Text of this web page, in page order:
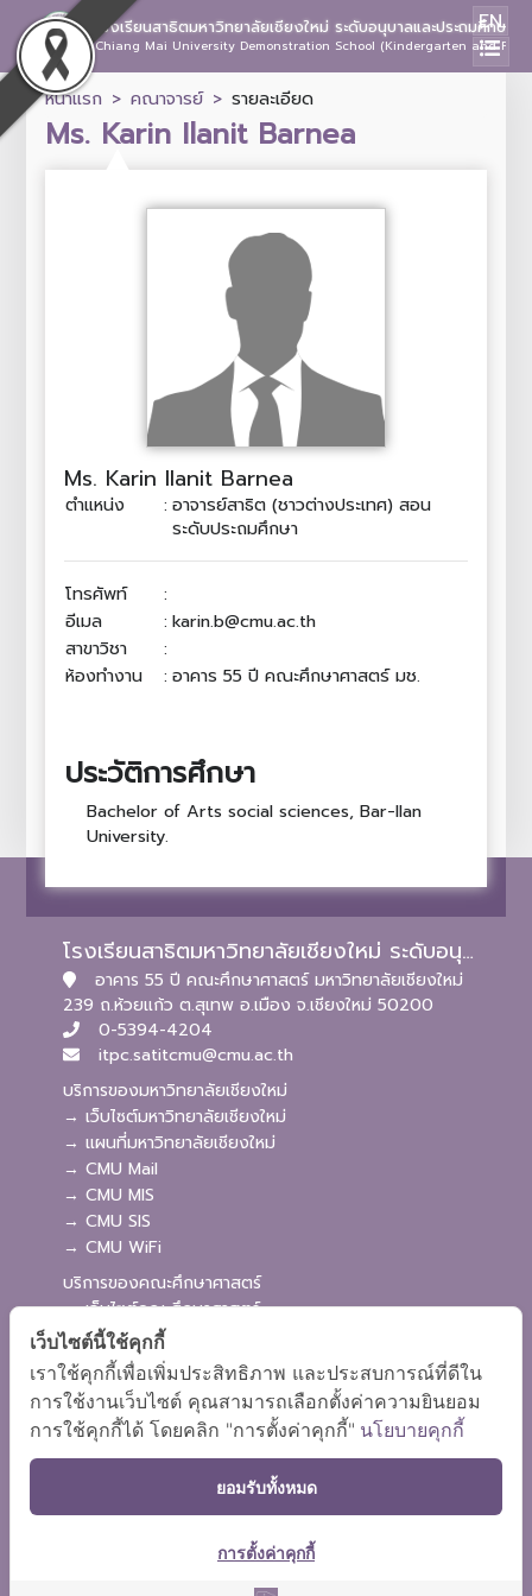
โรงเรียนสาธิตมหาวิทยาลัยเชียงใหม่ ระดับอนุบาลและประถมศึกษา
Chiang Mai University Demonstration School (Kindergarten and
EN
หน้าแรก คณาจารย์ รายละเอียด
Ms. Karin Ilanit Barnea
Ms. Karin Ilanit Barnea
ตำแหน่ง : อาจารย์สาธิต (ชาวต่างประเทศ) สอน
ระดับประถมศึกษา
โทรศัพท์
:
อีเมล
: karin.b@cmu.ac.th
สาขาวิชา
:
ห้องทำงาน
: อาคาร 55 ปี คณะศึกษาศาสตร์ มช.
ประวัติการศึกษา
Bachelor of Arts social sciences, Bar-Ilan
University.
โรงเรียนสาธิตมหาวิทยาลัยเชียงใหม่ ระดับอนุบาลและประถมศึกษา
อาคาร 55 ปี คณะศึกษาศาสตร์ มหาวิทยาลัยเชียงใหม่
239 ถ.ห้วยแก้ว ต.สุเทพ อ.เมือง จ.เชียงใหม่ 50200
0-5394-4204
itpc.satitcmu@cmu.ac.th
บริการของมหาวิทยาลัยเชียงใหม่
→ เว็บไซต์มหาวิทยาลัยเชียงใหม่
→ แผนที่มหาวิทยาลัยเชียงใหม่
→ CMU Mail
→ CMU MIS
→ CMU SIS
→ CMU WiFi
บริการของคณะศึกษาศาสตร์
→ เว็บไซต์คณะศึกษาศาสตร์
→ ระบบจัดการเว็บไซต์
→ ระบบ Admission
→ EDU MIS
→ EDU SIS
เว็บไซต์นี้ใช้คุกกี้
เราใช้คุกกี้เพื่อเพิ่มประสิทธิภาพ และประสบการณ์ที่ดีใน
การใช้งานเว็บไซต์ คุณสามารถเลือกตั้งค่าความยินยอม
การใช้คุกกี้ได้ โดยคลิก "การตั้งค่าคุกกี้" นโยบายคุกกี้
ยอมรับทั้งหมด
การตั้งค่าคุกกี้